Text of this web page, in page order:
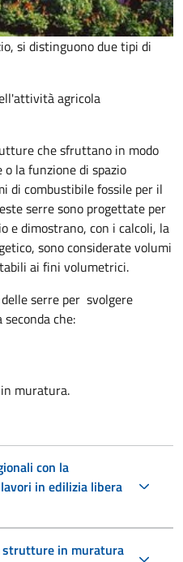
si distinguono due tipi di
agricola
che sfruttano in modo
la funzione di spazio
di combustibile fossile per il
serre sono progettate per
e dimostrano, con i calcoli, la
sono considerate volumi
ai fini volumetrici.
serre per svolgere
che:
muratura.
con la
in edilizia libera
strutture in muratura